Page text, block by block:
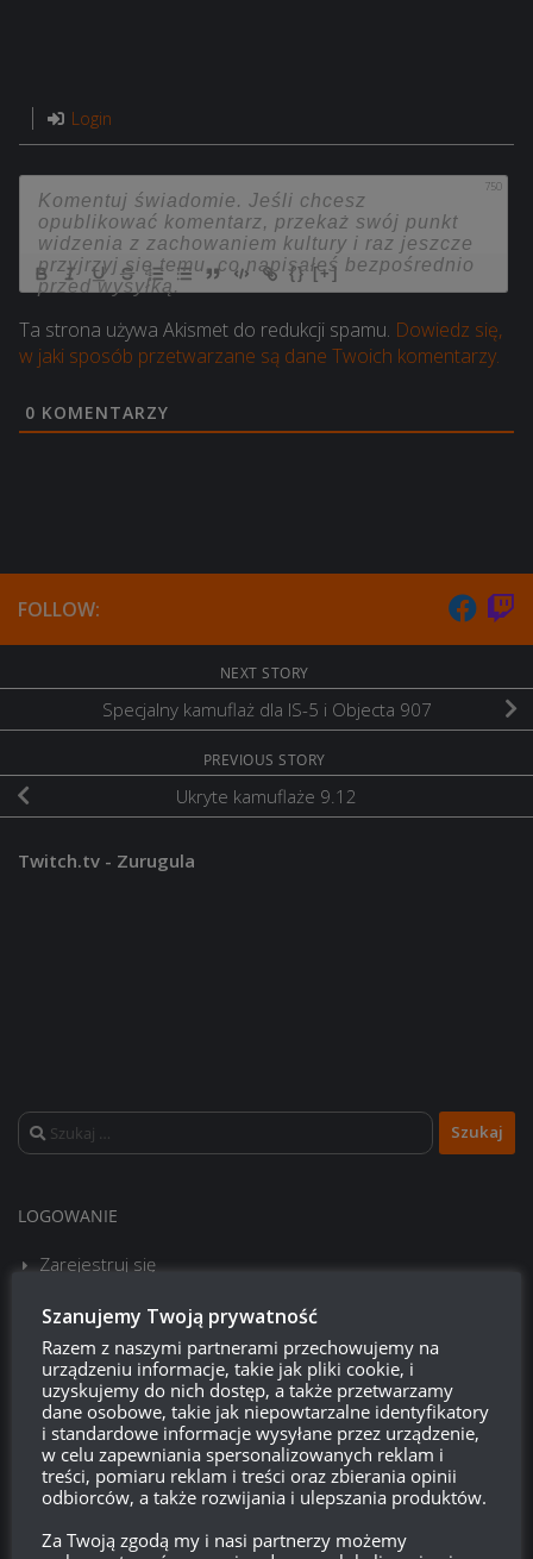
Login
750
{} [+]
Ta strona używa Akismet do redukcji spamu. Dowiedz się,
w jaki sposób przetwarzane są dane Twoich komentarzy.
0 KOMENTARZY
FOLLOW:
NEXT STORY
Specjalny kamuflaż dla IS-5 i Objecta 907
PREVIOUS STORY
Ukryte kamuflaże 9.12
Twitch.tv - Zurugula
Szukaj:
LOGOWANIE
Zarejestruj się
Zaloguj się
Kanał wpisów
Kanał komentarzy
WordPress.org
Szanujemy Twoją prywatność
Razem z naszymi partnerami przechowujemy na
urządzeniu informacje, takie jak pliki cookie, i
uzyskujemy do nich dostęp, a także przetwarzamy
dane osobowe, takie jak niepowtarzalne identyfikatory
i standardowe informacje wysyłane przez urządzenie,
w celu zapewniania spersonalizowanych reklam i
treści, pomiaru reklam i treści oraz zbierania opinii
odbiorców, a także rozwijania i ulepszania produktów.
Za Twoją zgodą my i nasi partnerzy możemy